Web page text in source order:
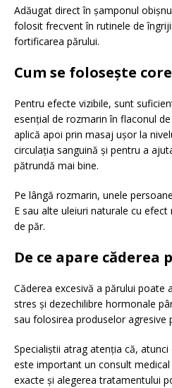
Adăugat direct în șamponul
folosit frecvent în rutinele de
fortificarea părului.
Cum se folosește
Pentru efecte vizibile, sunt
esențial de rozmarin în flaconul
aplică apoi prin masaj ușor la
circulația sanguină și pentru a
pătrundă mai bine.
Pe lângă rozmarin, unele
E sau alte uleiuri naturale cu
de păr.
De ce apare căderea
Căderea excesivă a părului poate
stres și dezechilibre hormonale
sau folosirea produselor agresive
Specialiștii atrag atenția că,
este important un consult
exacte și alegerea tratamentului